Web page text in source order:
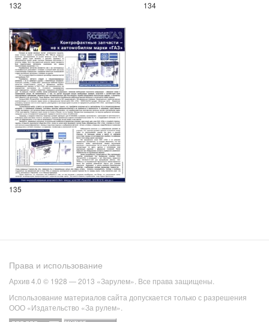
132 134
135
Права и использование
Архив 4.0 © 1928 — 2013 «Зарулем». Все права защищены.
Использование материалов сайта допускается только с разрешения
ООО «Издательство «За рулем».